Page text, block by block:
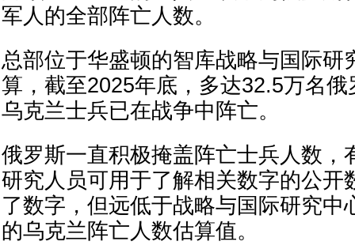
军人的全部阵亡人数。
总部位于华盛顿的智库战略与国际研
算，截至2025年底，多达32.5万名
乌克兰士兵已在战争中阵亡。
俄罗斯一直积极掩盖阵亡士兵人数，
研究人员可用于了解相关数字的公开
了数字，但远低于战略与国际研究中
的乌克兰阵亡人数估算值。